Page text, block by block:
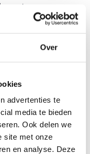
Over
advertenties te
media te bieden
Ook delen we
site met onze
en analyse. Deze
ontvanger
met
wel degelijk
andere
voor hen
hun
en andere